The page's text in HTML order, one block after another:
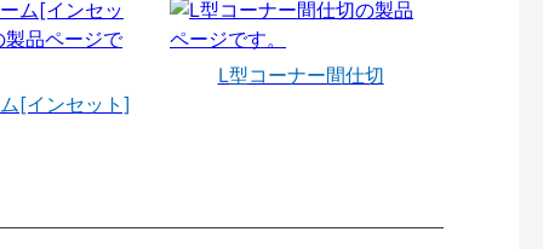
[インセット]
L型コーナー間仕切